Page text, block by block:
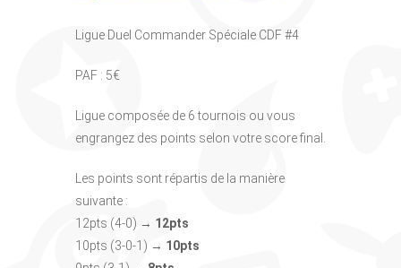
Ligue Duel Commander Spéciale CDF #4
PAF : 5€
Ligue composée de 6 tournois ou vous
engrangez des points selon votre score final.
Les points sont répartis de la manière
suivante :
12pts (4-0) → 12pts
10pts (3-0-1) → 10pts